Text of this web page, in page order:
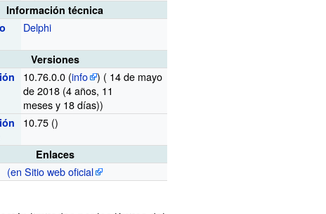
Información técnica
Delphi
Versiones
10.76.0.0 (info ) ( 14 de mayo
de 2018 (4 años, 11
meses y 18 días))
10.75 ()
Enlaces
(en Sitio web oficial